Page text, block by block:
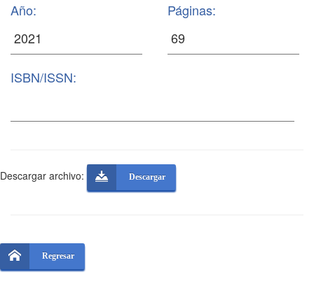
Año: Páginas:
ISBN/ISSN:
Descargar archivo: Descargar
Regresar